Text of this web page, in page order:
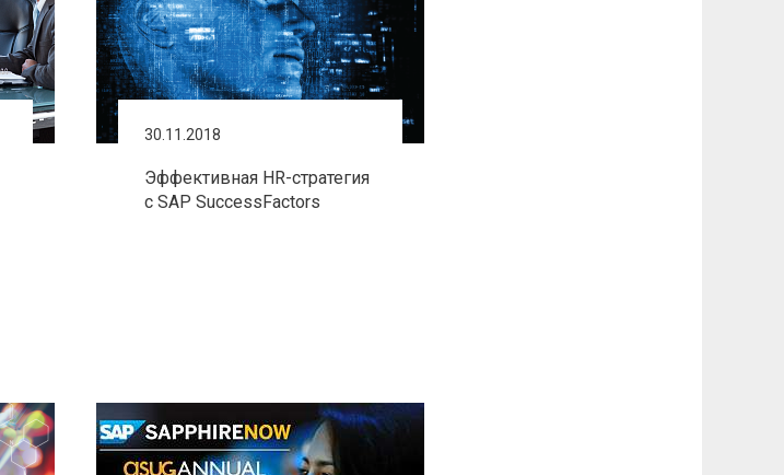
30.11.2018
Эффективная HR-стратегия
с SAP SuccessFactors